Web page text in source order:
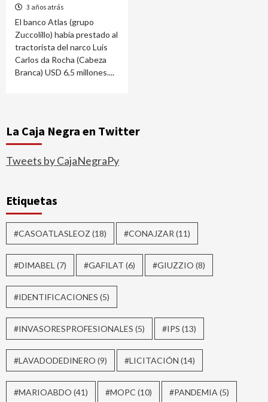
3 años atrás
El banco Atlas (grupo
Zuccolillo) había prestado al
tractorista del narco Luis
Carlos da Rocha (Cabeza
Branca) USD 6,5 millones....
La Caja Negra en Twitter
Tweets by CajaNegraPy
Etiquetas
#CASOATLASLEOZ (18) #CONAJZAR (11)
#DIMABEL (7) #GAFILAT (6) #GIUZZIO (8)
#IDENTIFICACIONES (5)
#INVASORESPROFESIONALES (5) #IPS (13)
#LAVADODEDINERO (9) #LICITACIÓN (14)
#MARIOABDO (41) #MOPC (10) #PANDEMIA (5)